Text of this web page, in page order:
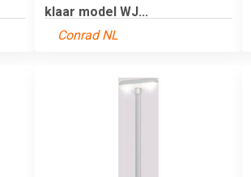
klaar model WJ...
Conrad NL